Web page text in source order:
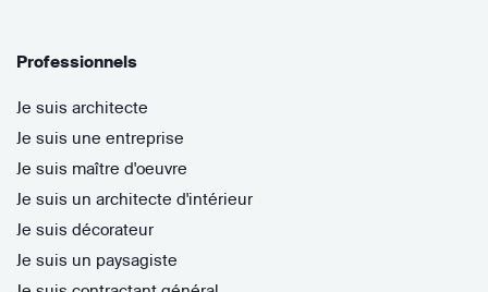
Professionnels
Je suis architecte
Je suis une entreprise
Je suis maître d'oeuvre
Je suis un architecte d'intérieur
Je suis décorateur
Je suis un paysagiste